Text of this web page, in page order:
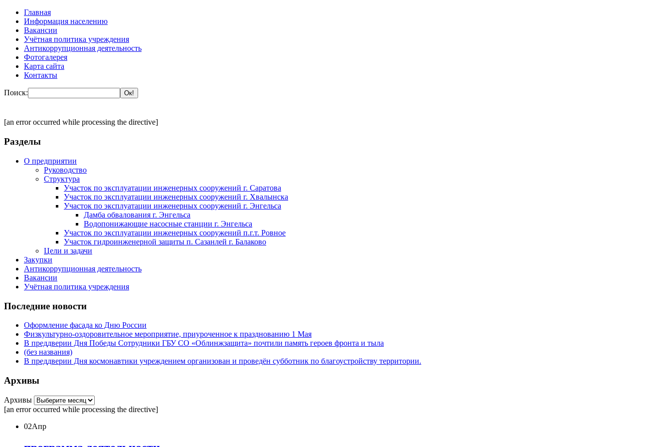
Главная
Информация населению
Вакансии
Учётная политика учреждения
Антикоррупционная деятельность
Фотогалерея
Карта сайта
Контакты
Поиск:
[an error occurred while processing the directive]
Разделы
О предприятии
Руководство
Структура
Участок по эксплуатации инженерных сооружений г. Саратова
Участок по эксплуатации инженерных сооружений г. Хвалынска
Участок по эксплуатации инженерных сооружений г. Энгельса
Дамба обвалования г. Энгельса
Водопонижающие насосные станции г. Энгельса
Участок по эксплуатации инженерных сооружений п.г.т. Ровное
Участок гидроинженерной защиты п. Сазанлей г. Балаково
Цели и задачи
Закупки
Антикоррупционная деятельность
Вакансии
Учётная политика учреждения
Последние новости
Оформление фасада ко Дню России
Физкультурно-оздоровительное мероприятие, приуроченное к празднованию 1 Мая
В преддверии Дня Победы Сотрудники ГБУ СО «Облинжзащита» почтили память героев фронта и тыла
(без названия)
В преддверии Дня космонавтики учреждением организован и проведён субботник по благоустройству территории.
Архивы
Архивы
[an error occurred while processing the directive]
02Апр